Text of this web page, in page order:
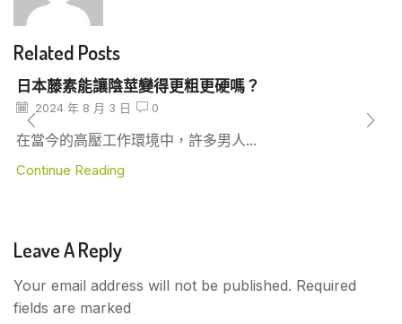
Related Posts
日本藤素能讓陰莖變得更粗更硬嗎？
2024 年 8 月 3 日 0
在當今的高壓工作環境中，許多男人...
Continue Reading
Leave A Reply
Your email address will not be published. Required
fields are marked